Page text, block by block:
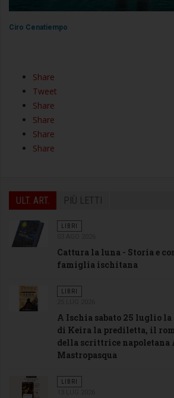
Ciro Cenatiempo
Share
Tweet
Share
Share
Share
Share
ULT. ART. PIÙ LETTI
LIBRI
Cattura la luna - Storia e
famiglia ischitana
LIBRI
A Ischia sabato 25 luglio la
di Keira la prediletta, il
della scrittrice napoletana
Mastropasqua
LIBRI